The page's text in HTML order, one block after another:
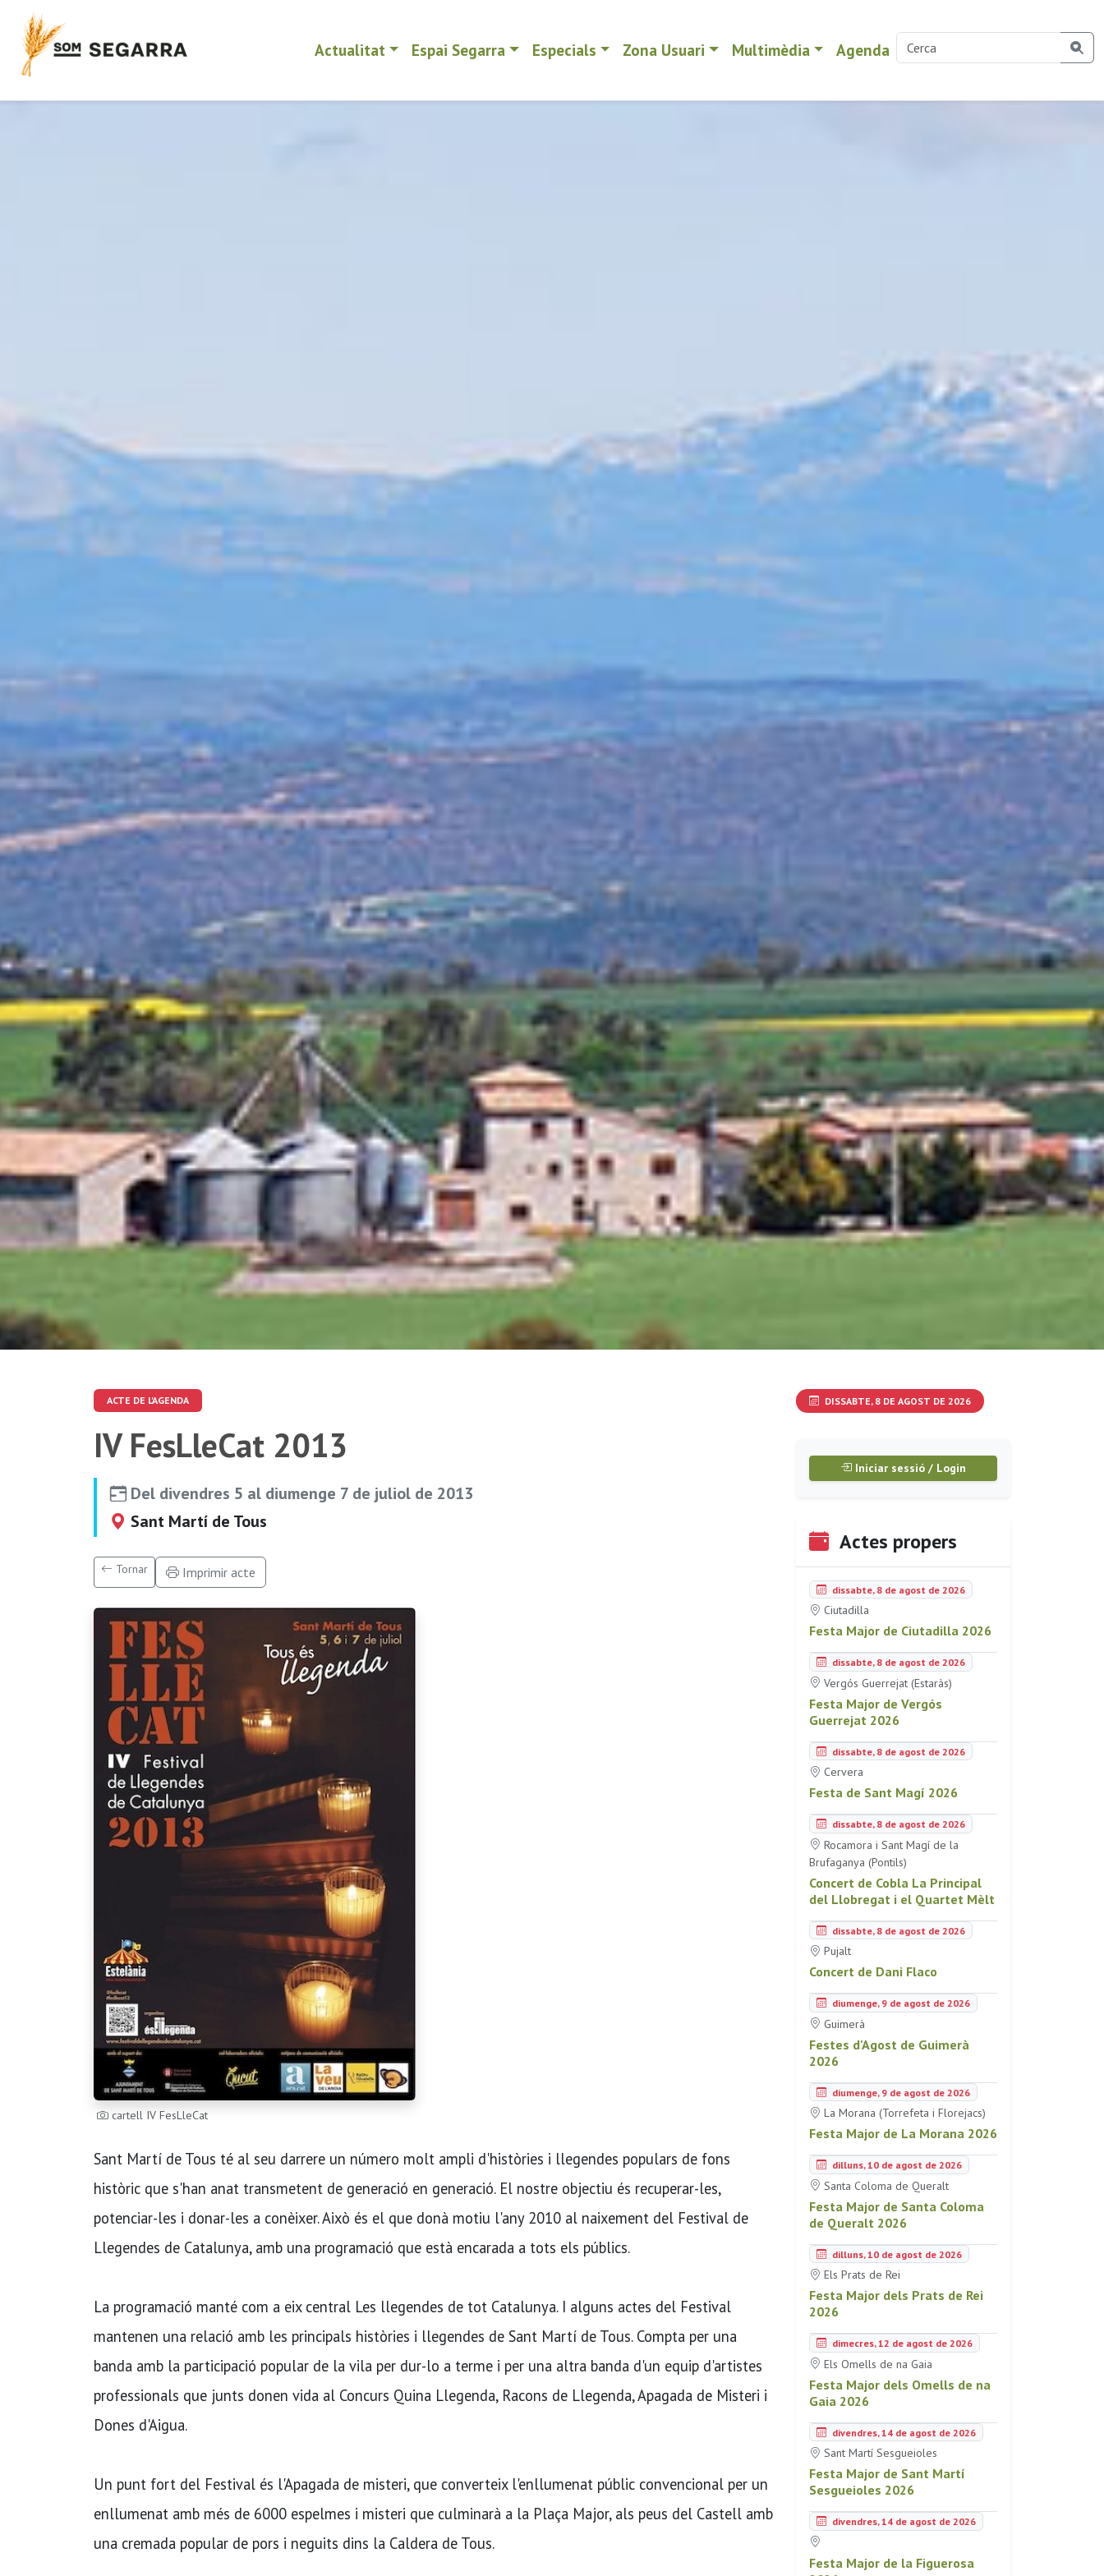
Actualitat Espai Segarra Especials Zona Usuari Multimèdia Agenda
ACTE DE L'AGENDA
IV FesLleCat 2013
Del divendres 5 al diumenge 7 de juliol de 2013
Sant Martí de Tous
Tornar Imprimir acte
cartell IV FesLleCat
Sant Martí de Tous té al seu darrere un número molt ampli d'històries i llegendes populars de fons
històric que s'han anat transmetent de generació en generació. El nostre objectiu és recuperar-les,
potenciar-les i donar-les a conèixer. Això és el que donà motiu l'any 2010 al naixement del Festival de
Llegendes de Catalunya, amb una programació que està encarada a tots els públics.
La programació manté com a eix central Les llegendes de tot Catalunya. I alguns actes del Festival
mantenen una relació amb les principals històries i llegendes de Sant Martí de Tous. Compta per una
banda amb la participació popular de la vila per dur-lo a terme i per una altra banda d'un equip d'artistes
professionals que junts donen vida al Concurs Quina Llegenda, Racons de Llegenda, Apagada de Misteri i
Dones d'Aigua.
Un punt fort del Festival és l'Apagada de misteri, que converteix l'enllumenat públic convencional per un
enllumenat amb més de 6000 espelmes i misteri que culminarà a la Plaça Major, als peus del Castell amb
una cremada popular de pors i neguits dins la Caldera de Tous.
DISSABTE, 8 DE AGOST DE 2026
Iniciar sessió / Login
Actes propers
dissabte, 8 de agost de 2026
Ciutadilla
Festa Major de Ciutadilla 2026
dissabte, 8 de agost de 2026
Vergós Guerrejat (Estaràs)
Festa Major de Vergós
Guerrejat 2026
dissabte, 8 de agost de 2026
Cervera
Festa de Sant Magí 2026
dissabte, 8 de agost de 2026
Rocamora i Sant Magí de la
Brufaganya (Pontils)
Concert de Cobla La Principal
del Llobregat i el Quartet Mèlt
dissabte, 8 de agost de 2026
Pujalt
Concert de Dani Flaco
diumenge, 9 de agost de 2026
Guimerà
Festes d'Agost de Guimerà
2026
diumenge, 9 de agost de 2026
La Morana (Torrefeta i Florejacs)
Festa Major de La Morana 2026
dilluns, 10 de agost de 2026
Santa Coloma de Queralt
Festa Major de Santa Coloma
de Queralt 2026
dilluns, 10 de agost de 2026
Els Prats de Rei
Festa Major dels Prats de Rei
2026
dimecres, 12 de agost de 2026
Els Omells de na Gaia
Festa Major dels Omells de na
Gaia 2026
divendres, 14 de agost de 2026
Sant Martí Sesgueioles
Festa Major de Sant Martí
Sesgueioles 2026
divendres, 14 de agost de 2026
Festa Major de la Figuerosa